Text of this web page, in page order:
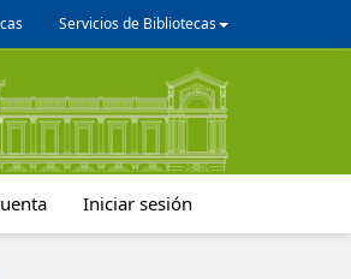
Servicios de Bibliotecas
Iniciar sesión